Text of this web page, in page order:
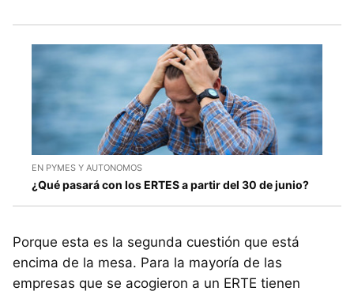
EN PYMES Y AUTONOMOS
¿Qué pasará con los ERTES a partir del 30 de junio?
Porque esta es la segunda cuestión que está
encima de la mesa. Para la mayoría de las
empresas que se acogieron a un ERTE tienen